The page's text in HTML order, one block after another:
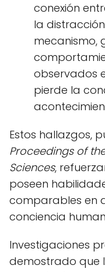
conexión
la
mecanismo,
observados
pierde la
Estos hallazgos,
Proceedings of
Sciences,
poseen
comparables en
conciencia
Investigaciones
demostrado que